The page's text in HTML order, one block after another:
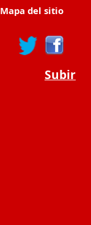
Mapa del sitio
Subir